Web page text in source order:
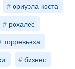
ориуэла-коста
рохалес
торревьеха
бизнес